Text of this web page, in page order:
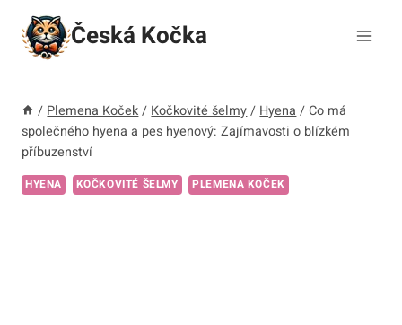
Přeskočit
obsah
Česká Kočka
/ Plemena Koček / Kočkovité šelmy / Hyena / Co má
společného hyena a pes hyenový: Zajímavosti o blízkém
příbuzenství
HYENA KOČKOVITÉ ŠELMY PLEMENA KOČEK